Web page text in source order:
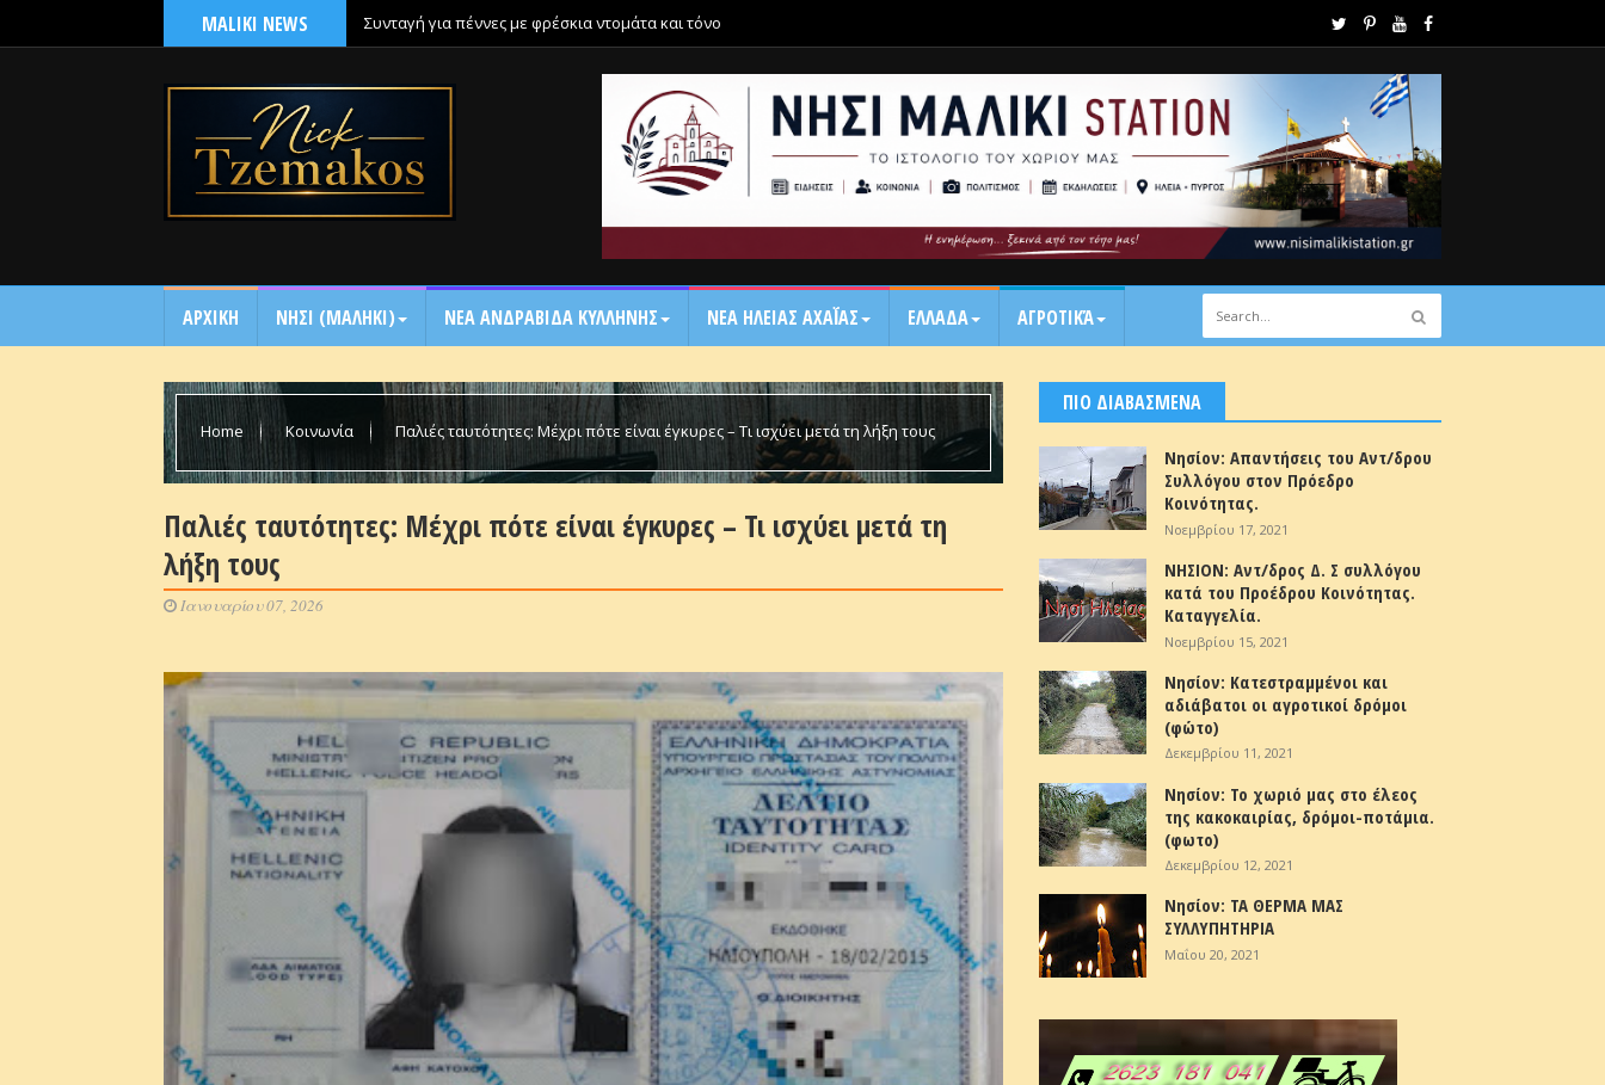
MALIKI NEWS Συνταγή για πέννες με φρέσκια ντομάτα και τόνο
ΑΡΧΙΚΗ NΗΣΙ (ΜΑΛΗΚΙ) ΝΕΑ ΑΝΔΡΑΒΙΔΑ ΚΥΛΛΗΝΗΣ ΝΕΑ ΗΛΕΙΑΣ ΑΧΑΪ́ΑΣ ΕΛΛΑΔΑ ΑΓΡΟΤΙΚΆ
Home Κοινωνία Παλιές ταυτότητες: Μέχρι πότε είναι έγκυρες – Τι ισχύει μετά τη λήξη τους
Παλιές ταυτότητες: Μέχρι πότε είναι έγκυρες – Τι ισχύει μετά τη
λήξη τους
Ιανουαρίου 07, 2026
ΠΙΟ ΔΙΑΒΑΣΜΕΝΑ
Νησίον: Απαντήσεις του Αντ/δρου
Συλλόγου στον Πρόεδρο
Κοινότητας.
Νοεμβρίου 17, 2021
ΝΗΣΙΟΝ: Αντ/δρος Δ. Σ συλλόγου
κατά του Προέδρου Κοινότητας.
Καταγγελία.
Νοεμβρίου 15, 2021
Νησίον: Κατεστραμμένοι και
αδιάβατοι οι αγροτικοί δρόμοι
(φώτο)
Δεκεμβρίου 11, 2021
Νησίον: Το χωριό μας στο έλεος
της κακοκαιρίας, δρόμοι-ποτάμια.
(φωτο)
Δεκεμβρίου 12, 2021
Νησίον: ΤΑ ΘΕΡΜΑ ΜΑΣ
ΣΥΛΛΥΠΗΤΗΡΙΑ
Μαΐου 20, 2021